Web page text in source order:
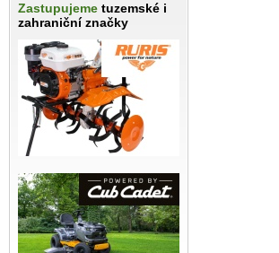
Zastupujeme tuzemské i
zahraniční značky